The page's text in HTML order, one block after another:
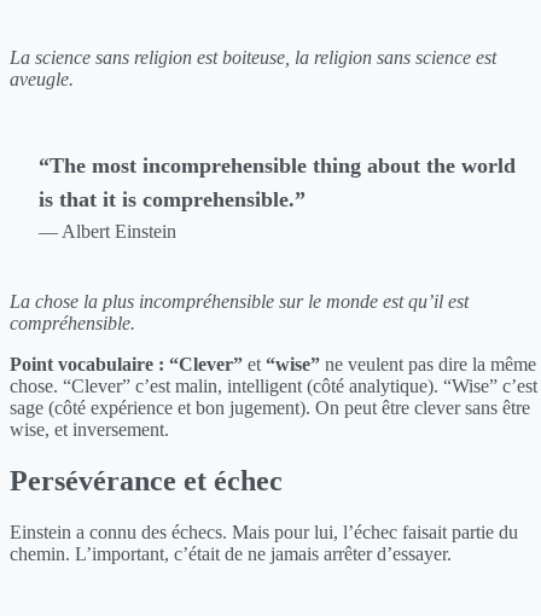
La science sans religion est boiteuse, la religion sans science est
aveugle.
“The most incomprehensible thing about the world
is that it is comprehensible.”
— Albert Einstein
La chose la plus incompréhensible sur le monde est qu’il est
compréhensible.
Point vocabulaire : “Clever” et“wise” ne veulent pas dire la même
chose. “Clever” c’est malin, intelligent (côté analytique). “Wise” c’est
sage (côté expérience et bon jugement). On peut être clever sans être
wise, et inversement.
Persévérance et échec
Einstein a connu des échecs. Mais pour lui, l’échec faisait partie du
chemin. L’important, c’était de ne jamais arrêter d’essayer.